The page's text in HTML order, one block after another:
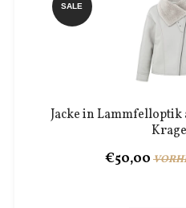
Jacke in
SALE
€50,00